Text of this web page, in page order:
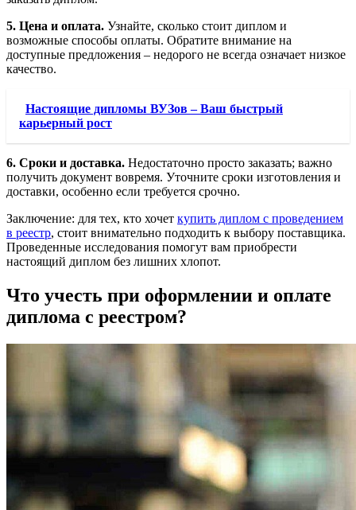
5. Цена и оплата. Узнайте, сколько стоит диплом и
возможные способы оплаты. Обратите внимание на
доступные предложения – недорого не всегда означает низкое
качество.
Настоящие дипломы ВУЗов – Ваш быстрый
карьерный рост
6. Сроки и доставка. Недостаточно просто заказать; важно
получить документ вовремя. Уточните сроки изготовления и
доставки, особенно если требуется срочно.
Заключение: для тех, кто хочет купить диплом с проведением
в реестр, стоит внимательно подходить к выбору поставщика.
Проведенные исследования помогут вам приобрести
настоящий диплом без лишних хлопот.
Что учесть при оформлении и оплате
диплома с реестром?